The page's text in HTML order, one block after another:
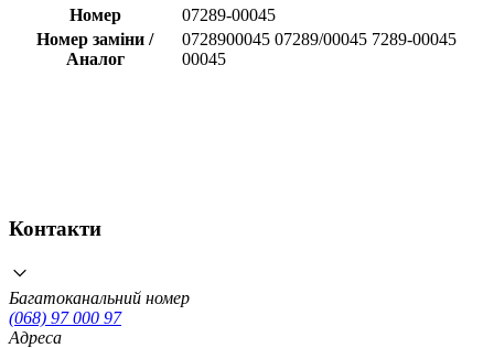
Номер
07289-00045
Номер заміни /
Аналог
0728900045 07289/00045 7289-00045
00045
Контакти
Багатоканальний номер
(068) 97 000 97
Адреса